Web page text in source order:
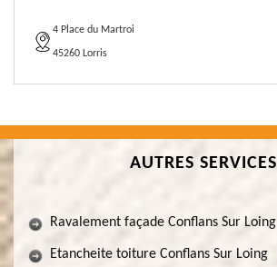
4 Place du Martroi
45260 Lorris
AUTRES SERVICES
Ravalement façade Conflans Sur Loing
Etancheite toiture Conflans Sur Loing